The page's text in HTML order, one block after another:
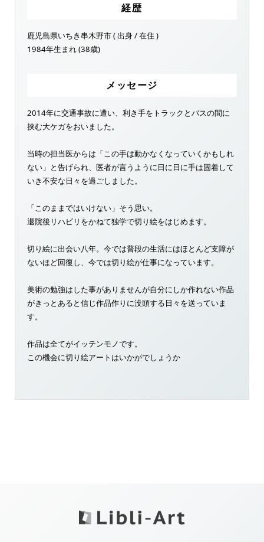
経歴
鹿児島県いちき串木野市 ( 出身 / 在住 )
1984年生まれ (38歳)
メッセージ
2014年に交通事故に遭い、利き手をトラックとバスの間に
挟む大ケガをおいました。
当時の担当医からは「この手は動かなくなっていくかもしれ
ない」と告げられ、医者が言うように日に日に手は固着して
いき不安な日々を過ごしました。
「このままではいけない」そう思い。
退院後リハビリをかねて独学で切り絵をはじめます。
切り絵に出会い八年。今では普段の生活にはほとんど支障が
ないほど回復し、今では切り絵が仕事になっています。
美術の勉強はした事がありませんが自分にしか作れない作品
がきっとあると信じ作品作りに没頭する日々を送っていま
す。
作品は全てがイッテンモノです。
この機会に切り絵アートはいかがでしょうか